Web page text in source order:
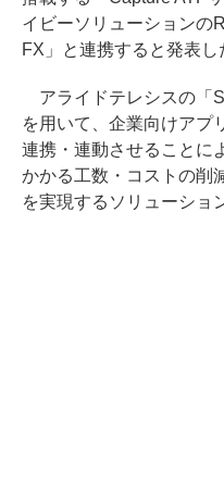
イビーソリューションの
FX」と連携すると発表し
アライドテレシスの「
を用いて、企業向けアプ
連携・連動させることに
かかる工数・コストの削
を実現するソリューショ